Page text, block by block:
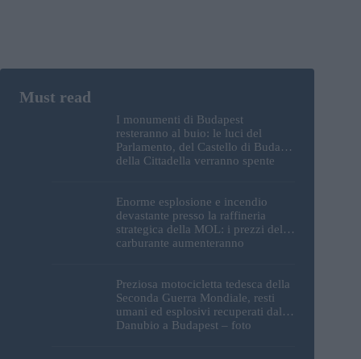
I monumenti di Budapest
resteranno al buio: le luci del
Parlamento, del Castello di Buda e
della Cittadella verranno spente
Enorme esplosione e incendio
devastante presso la raffineria
strategica della MOL: i prezzi del
carburante aumenteranno
Preziosa motocicletta tedesca della
Seconda Guerra Mondiale, resti
umani ed esplosivi recuperati dal
Danubio a Budapest – foto